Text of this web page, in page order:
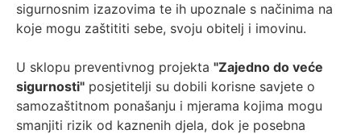
sigurnosnim izazovima te ih upoznale s načinima na
koje mogu zaštititi sebe, svoju obitelj i imovinu.
U sklopu preventivnog projekta "Zajedno do veće
sigurnosti" posjetitelji su dobili korisne savjete o
samozaštitnom ponašanju i mjerama kojima mogu
smanjiti rizik od kaznenih djela, dok je posebna